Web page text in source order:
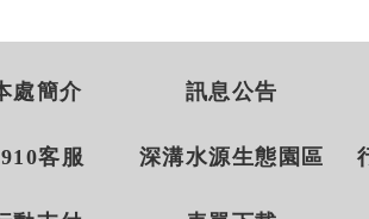
處簡介 訊息公告
客服 深溝水源生態園區